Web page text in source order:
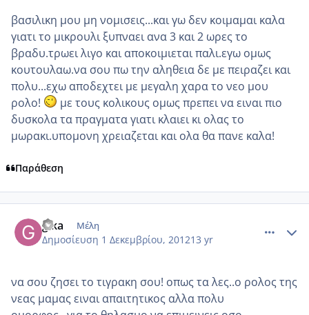
βασιλικη μου μη νομισεις...και γω δεν κοιμαμαι καλα
γιατι το μικρουλι ξυπναει ανα 3 και 2 ωρες το
βραδυ.τρωει λιγο και αποκοιμιεται παλι.εγω ομως
κουτουλαω.να σου πω την αληθεια δε με πειραζει και
πολυ...εχω αποδεχτει με μεγαλη χαρα το νεο μου
ρολο!
με τους κολικους ομως πρεπει να ειναι πιο
δυσκολα τα πραγματα γιατι κλαιει κι ολας το
μωρακι.υπομονη χρειαζεται και ολα θα πανε καλα!
Παράθεση
gika Μέλη
Δημοσίευση 1 Δεκεμβρίου, 201213 yr
να σου ζησει το τιγρακη σου! οπως τα λες..ο ρολος της
νεας μαμας ειναι απαιτητικος αλλα πολυ